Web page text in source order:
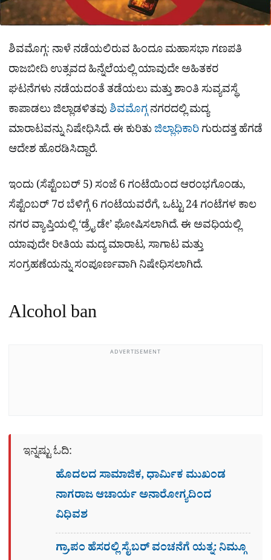
ಶಿವಮೊಗ್ಗ: ನಾಳೆ ನಡೆಯಲಿರುವ ಹಿಂದೂ ಮಹಾಸಭಾ ಗಣಪತಿ
ರಾಜಬೀದಿ ಉತ್ಸವದ ಹಿನ್ನೆಲೆಯಲ್ಲಿ ಯಾವುದೇ ಅಹಿತಕರ
ಘಟನೆಗಳು ನಡೆಯದಂತೆ ತಡೆಯಲು ಮತ್ತು ಶಾಂತಿ ಸುವ್ಯವಸ್ಥೆ
ಕಾಪಾಡಲು ಜಿಲ್ಲಾಡಳಿತವುಶಿವಮೊಗ್ಗನಗರದಲ್ಲಿ ಮದ್ಯ
ಮಾರಾಟವನ್ನು ನಿಷೇಧಿಸಿದೆ. ಈ ಕುರಿತುಜಿಲ್ಲಾಧಿಕಾರಿಗುರುದತ್ತ ಹೆಗಡೆ
ಆದೇಶ ಹೊರಡಿಸಿದ್ದಾರೆ.
ಇಂದು (ಸೆಪ್ಟೆಂಬರ್ 5) ಸಂಜೆ 6 ಗಂಟೆಯಿಂದ ಆರಂಭಗೊಂಡು,
ಸೆಪ್ಟೆಂಬರ್ 7ರ ಬೆಳಿಗ್ಗೆ 6 ಗಂಟೆಯವರೆಗೆ, ಒಟ್ಟು 24 ಗಂಟೆಗಳ ಕಾಲ
ನಗರ ವ್ಯಾಪ್ತಿಯಲ್ಲಿ ‘ಡ್ರೈ ಡೇ’ ಘೋಷಿಸಲಾಗಿದೆ. ಈ ಅವಧಿಯಲ್ಲಿ
ಯಾವುದೇ ರೀತಿಯ ಮದ್ಯ ಮಾರಾಟ, ಸಾಗಾಟ ಮತ್ತು
ಸಂಗ್ರಹಣೆಯನ್ನು ಸಂಪೂರ್ಣವಾಗಿ ನಿಷೇಧಿಸಲಾಗಿದೆ.
Alcohol ban
ADVERTISEMENT
ಇನ್ನಷ್ಟು ಓದಿ:
ಹೊದಲದ ಸಾಮಾಜಿಕ, ಧಾರ್ಮಿಕ ಮುಖಂಡ
ನಾಗರಾಜ ಆಚಾರ್ಯ ಅನಾರೋಗ್ಯದಿಂದ
ವಿಧಿವಶ
ಗ್ರಾ,ಪಂ ಹೆಸರಲ್ಲಿ ಸೈಬ‌ರ್ ವಂಚನೆಗೆ ಯತ್ನ: ನಿಮ್ಗೂ